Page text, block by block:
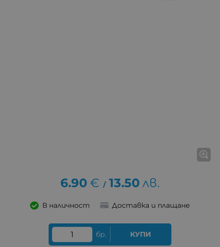
6.90 € / 13.50 лв.
В наличност Доставка и плащане
бр. КУПИ